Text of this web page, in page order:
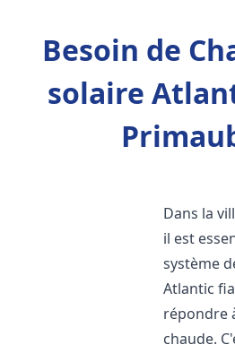
Besoin de
solaire
Dans la
il est
système
Atlantic
répondre
chaude.